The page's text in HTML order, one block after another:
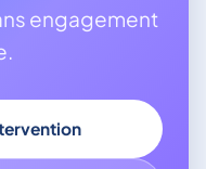
engagement